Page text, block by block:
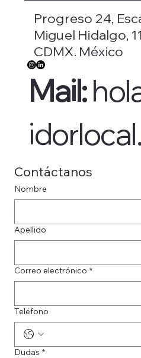
Progreso 24,
Miguel Hidalgo,
CDMX. México
Contáctanos
Nombre
Apellido
Correo electrónico *
Teléfono
Dudas *
Mail: